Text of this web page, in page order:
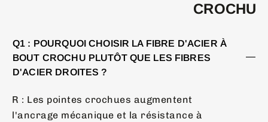
CROCHU
Q1 : POURQUOI CHOISIR LA FIBRE D'ACIER À
BOUT CROCHU PLUTÔT QUE LES FIBRES
D'ACIER DROITES ?
R : Les pointes crochues augmentent
l'ancrage mécanique et la résistance à